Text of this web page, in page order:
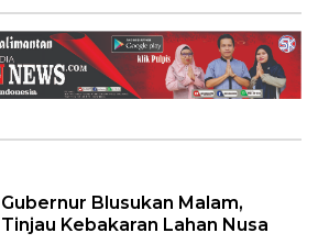
Gubernur Blusukan Malam,
Tinjau Kebakaran Lahan Nusa